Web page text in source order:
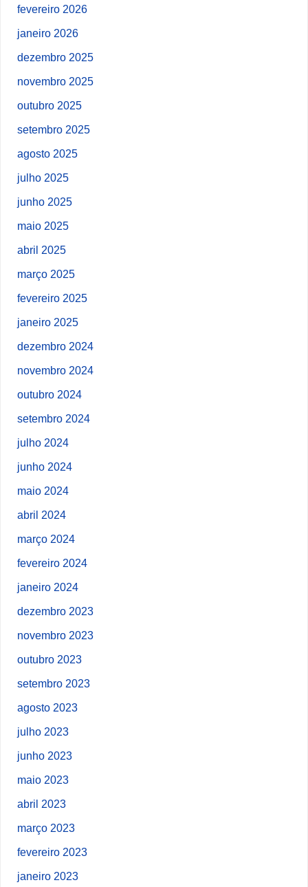
fevereiro 2026
janeiro 2026
dezembro 2025
novembro 2025
outubro 2025
setembro 2025
agosto 2025
julho 2025
junho 2025
maio 2025
abril 2025
março 2025
fevereiro 2025
janeiro 2025
dezembro 2024
novembro 2024
outubro 2024
setembro 2024
julho 2024
junho 2024
maio 2024
abril 2024
março 2024
fevereiro 2024
janeiro 2024
dezembro 2023
novembro 2023
outubro 2023
setembro 2023
agosto 2023
julho 2023
junho 2023
maio 2023
abril 2023
março 2023
fevereiro 2023
janeiro 2023